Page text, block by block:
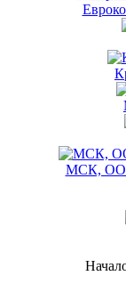
МСК, ООО